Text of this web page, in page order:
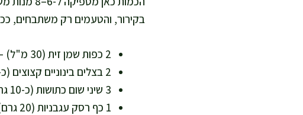
בקירור, והטעמים רק משתבחים,
2 כפות שמן זית (30 מ"ל) – שומן חד בלתי רווי לבישול בריא
2 בצלים בינוניים קצוצים (כ-300 גרם) – בסיס טבעי למתיקות
3 שיני שום כתושות (כ-10 גרם) – תומך בטעם עמוק בלי הרבה מלח
1 כף רסק עגבניות (20 גרם) – מוסיף ליקופן ונפח טעם